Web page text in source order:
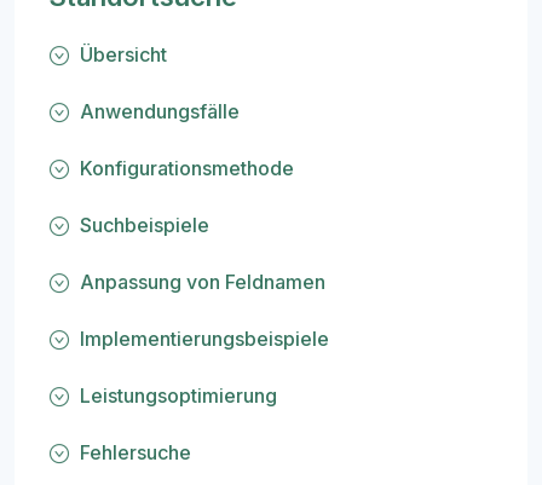
Übersicht
Anwendungsfälle
Konfigurationsmethode
Suchbeispiele
Anpassung von Feldnamen
Implementierungsbeispiele
Leistungsoptimierung
Fehlersuche